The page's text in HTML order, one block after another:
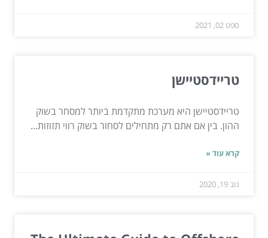
ספט 02, 2021
טריידסטיישן
טריידסטיישן היא מערכת מתקדמת ביותר למסחר בשוק
ההון. בין אם אתם רק מתחילים לסחור בשוק רווי תזוזות...
קרא עוד »
נוב 19, 2020